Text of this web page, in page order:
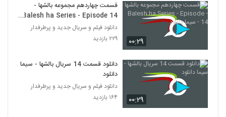
۰۰:۲۹
قسمت چهاردهم مجموعه بالشها -
Balesh ha Series - Episode 14
- سیما دانلود
دانلود فیلم و سریال جدید و پرطرفدار
۲۲۹ بازدید
۰۰:۲۹
دانلود قسمت 14 سریال بالشها - سیما
دانلود
دانلود فیلم و سریال جدید و پرطرفدار
۱۶۴ بازدید